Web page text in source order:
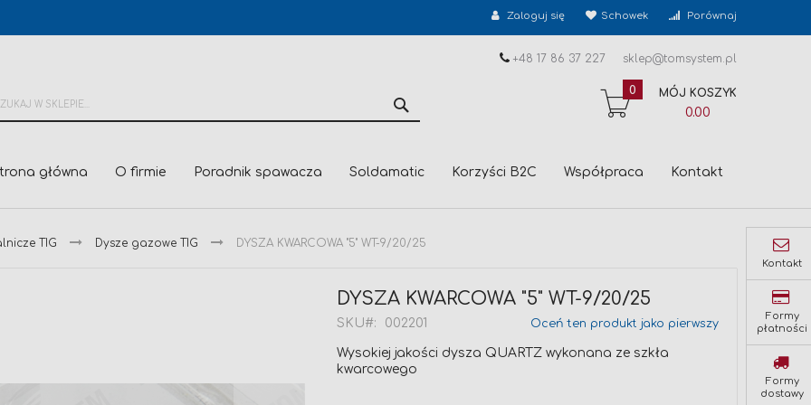
Zaloguj się Schowek Porównaj
+48 17 86 37 227 sklep@tomsystem.pl
MÓJ KOSZYK
0.00
0
główna O firmie Poradnik spawacza Soldamatic Korzyści B2C Współpraca Kontakt
TIG Dysze gazowe TIG DYSZA KWARCOWA "5" WT-9/20/25
DYSZA KWARCOWA "5" WT-9/20/25
SKU 002201 Oceń ten produkt jako pierwszy
Wysokiej jakości dysza QUARTZ wykonana ze szkła
kwarcowego
Kontakt
Formy
płatności
Formy
dostawy